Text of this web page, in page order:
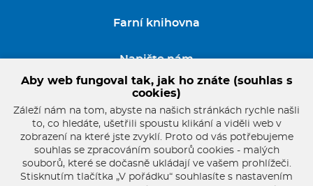
Farní knihovna
Napište nám
GDPR
Aby web fungoval tak, jak ho znáte (souhlas s
cookies)
Záleží nám na tom, abyste na našich stránkách rychle našli
to, co hledáte, ušetřili spoustu klikání a viděli web v
zobrazení na které jste zvyklí. Proto od vás potřebujeme
souhlas se zpracováním souborů cookies - malých
souborů, které se dočasně ukládají ve vašem prohlížeči.
Stisknutím tlačítka „V pořádku“ souhlasíte s nastavením